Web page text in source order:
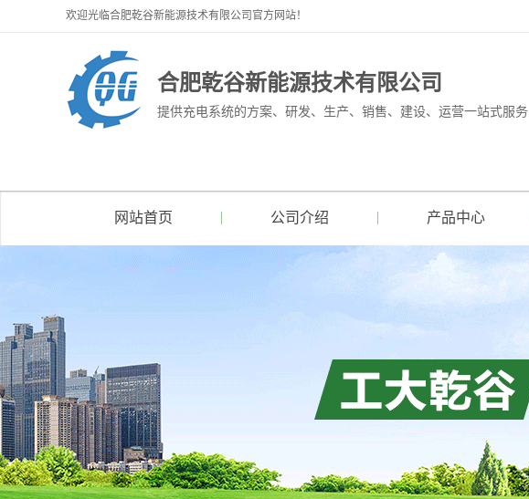
欢迎光临合肥乾谷新能源技术有限公司官方网站！
合肥乾谷新能源技术有限公司
提供充电系统的方案、研发、生产、销售、建设、运营一站式服务
网站首页 公司介绍 产品中心